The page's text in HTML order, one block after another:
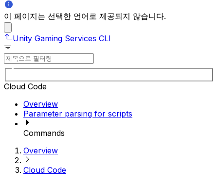
이 페이지는 선택한 언어로 제공되지 않습니다.
Unity Gaming Services CLI
Cloud Code
Overview
Parameter parsing for scripts
Commands
Overview
Cloud Code